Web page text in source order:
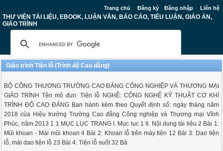
Trang chủ Đăng ký Đăng nhập Liên hệ
THƯ VIỆN TÀI LIỆU, EBOOK, LUẬN VĂN, BÁO CÁO, TIỂU LUẬN, GIÁO ÁN,
GIÁO TRÌNH
Giáo trình Tiện lỗ (Trình độ Cao đẳng)
BỘ CÔNG THƯƠNG TRƯỜNG CAO ĐẲNG CÔNG NGHIỆP VÀ THƯƠNG MẠI
GIÁO TRÌNH Tên mô đun: Tiện lỗ NGHỀ: CÔNG NGHỆ KỸ THUẬT CƠ KHÍ
TRÌNH ĐỘ CAO ĐẲNG Ban hành kèm theo Quyết định số: ngày tháng năm
2018 của Hiệu trưởng Trường Cao đẳng Công nghiệp và Thương mại Vĩnh
Phúc, năm 2013 1 1 MỤC LỤC TRANG I. Mục lục 1 II. Nội dung tài liệu 2 Bài 1:
Mũi khoan - Mài mũi khoan 4 Bài 2: Khoan lỗ trên máy tiện 12 Bài 3: Dao tiện
lỗ, mài dao tiện lỗ 23 Bài 4: Tiện lỗ suốt 32 Bà